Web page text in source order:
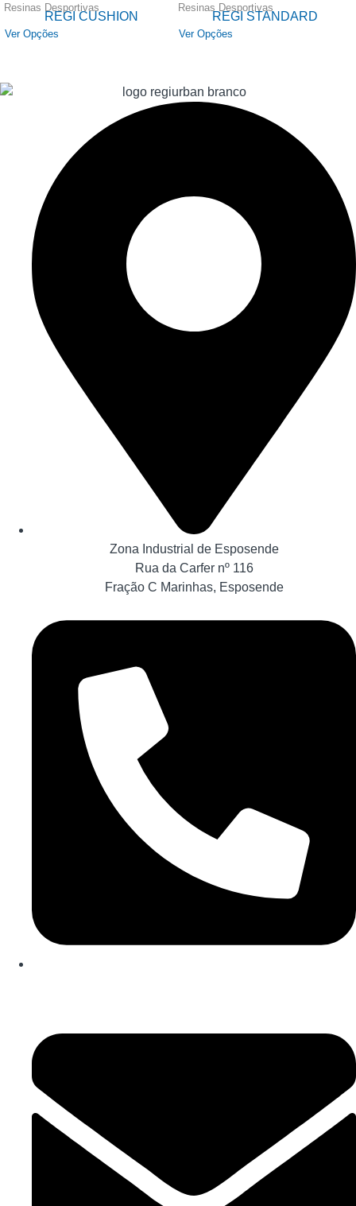
Resinas Desportivas
REGI CUSHION
Ver Opções
Resinas Desportivas
REGI STANDARD
Ver Opções
Zona Industrial de Esposende
Rua da Carfer nº 116
Fração C Marinhas, Esposende